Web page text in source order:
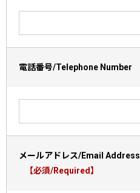
電話番号/Telephone Number
メールアドレス/Email Address
【必須/Required】